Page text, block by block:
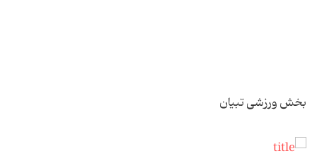
بخش ورزشی تبیان